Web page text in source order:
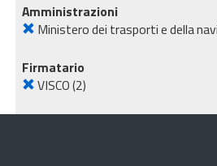
Amministrazioni
Ministero dei trasporti e della
Firmatario
VISCO(2)